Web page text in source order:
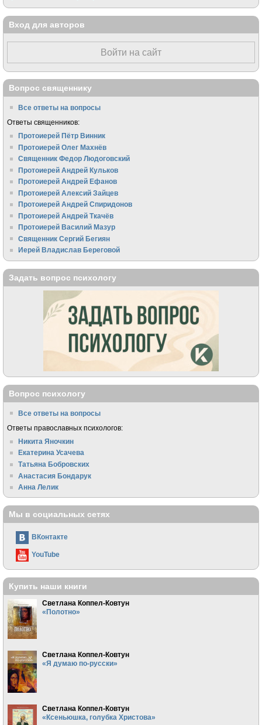
Вход для авторов
Войти на сайт
Вопрос священнику
Все ответы на вопросы
Ответы священников:
Протоиерей Пётр Винник
Протоиерей Олег Махнёв
Священник Федор Людоговский
Протоиерей Андрей Кульков
Протоиерей Андрей Ефанов
Протоиерей Алексий Зайцев
Протоиерей Андрей Спиридонов
Протоиерей Андрей Ткачёв
Протоиерей Василий Мазур
Священник Сергий Бегиян
Иерей Владислав Береговой
Задать вопрос психологу
Вопрос психологу
Все ответы на вопросы
Ответы православных психологов:
Никита Яночкин
Екатерина Усачева
Татьяна Бобровских
Анастасия Бондарук
Анна Лелик
Мы в социальных сетях
ВКонтакте
YouTube
Купить наши книги
Светлана Коппел-Ковтун
«Полотно»
Светлана Коппел-Ковтун
«Я думаю по-русски»
Светлана Коппел-Ковтун
«Ксеньюшка, голубка Христова»